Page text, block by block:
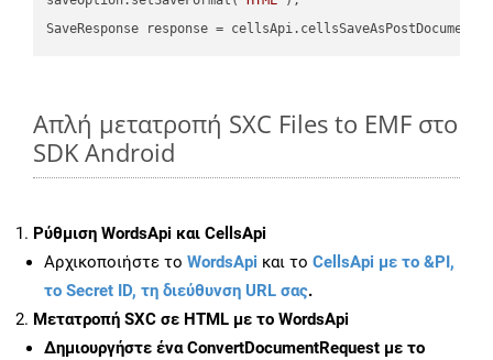
SaveResponse response =
Απλή μετατροπή SXC Files to EMF στο
SDK Android
Ρύθμιση WordsApi και CellsApi
Αρχικοποιήστε το WordsApi και το CellsApi με το &PI,
το Secret ID, τη διεύθυνση URL σας.
Μετατροπή SXC σε HTML με το WordsApi
Δημιουργήστε έναConvertDocumentRequest με το